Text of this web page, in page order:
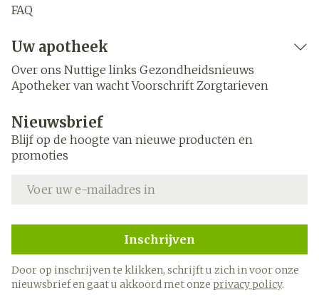
FAQ
Uw apotheek
Over ons Nuttige links Gezondheidsnieuws
Apotheker van wacht Voorschrift Zorgtarieven
Nieuwsbrief
Blijf op de hoogte van nieuwe producten en
promoties
Inschrijven
Door op inschrijven te klikken, schrijft u zich in voor onze
nieuwsbrief en gaat u akkoord met onze privacy policy.